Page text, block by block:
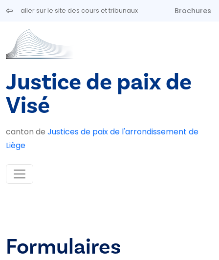
Aller au contenu principal
aller sur le site des cours et tribunaux Brochures
Justice de paix de
Visé
canton de Justices de paix de l'arrondissement de
Liège
Formulaires